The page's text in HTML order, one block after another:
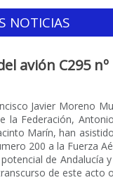
NOTICIAS
avión C295
Javier Moreno
la Federación,
Marín, han
200 a la Fuerza
de Andalucía
de este acto